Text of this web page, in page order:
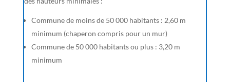
Commune de moins de 50 000 habitants : 2,60 m
minimum (chaperon compris pour un mur)
Commune de 50 000 habitants ou plus : 3,20 m
minimum